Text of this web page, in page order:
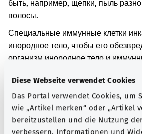
Diese Webseite verwendet Cookies
Das Portal verwendet Cookies, um
wie „Artikel merken“ oder „Artikel
bereitzustellen und die Nutzung
verbessern. Informationen und
быть, например, щепки, пыль
волосы.
Специальные иммунные клетки
инородное тело, чтобы его
организм инородное тело и
маленьким. Его также можно
снаружи в виде утолщенного
Дополнительные